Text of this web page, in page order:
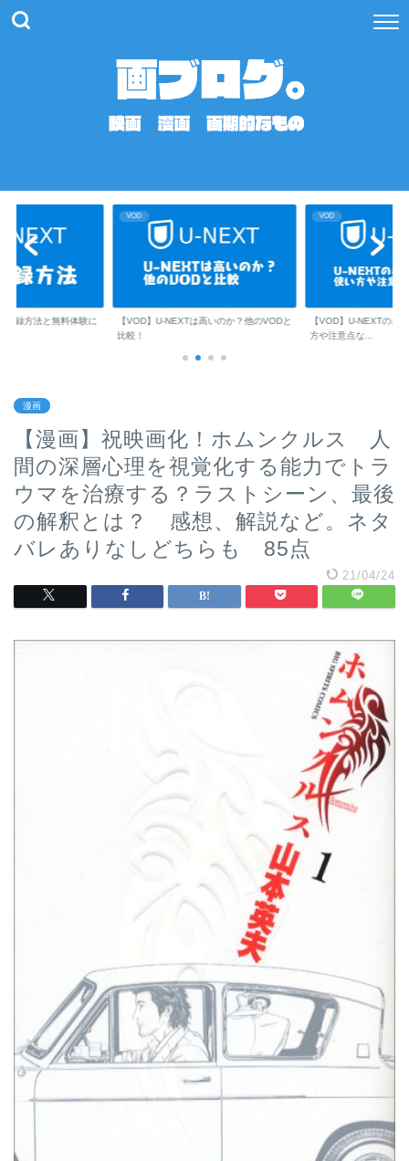
高いのか？他のVODと
VOD
【VOD】U-NEXTのポイント活用術！使い
方や注意点な...
VOD
【VOD】U-NEXTポイ
方！ ポイント...
漫画
【漫画】祝映画化！ホムンクルス 人
間の深層心理を視覚化する能力でトラ
ウマを治療する？ラストシーン、最後
の解釈とは？ 感想、解説など。ネタ
バレありなしどちらも 85点
21/04/24